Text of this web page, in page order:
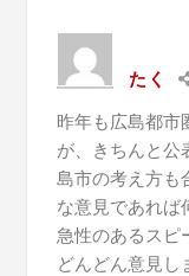
たく
昨年も広島都市
が、きちんと公
島市の考え方も
な意見であれば
急性のあるスピ
どんどん意見し